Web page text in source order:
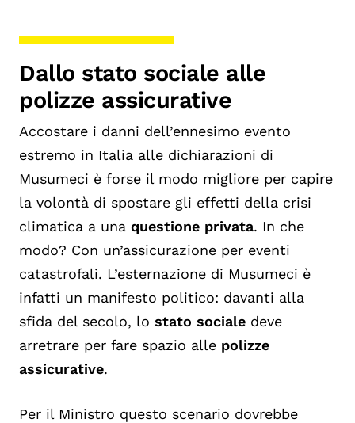
Dallo stato sociale alle
polizze assicurative
Accostare i danni dell’ennesimo evento
estremo in Italia alle dichiarazioni di
Musumeci è forse il modo migliore per capire
la volontà di spostare gli effetti della crisi
climatica a una questione privata. In che
modo? Con un’assicurazione per eventi
catastrofali. L’esternazione di Musumeci è
infatti un manifesto politico: davanti alla
sfida del secolo, lo stato sociale deve
arretrare per fare spazio alle polizze
assicurative.
Per il Ministro questo scenario dovrebbe